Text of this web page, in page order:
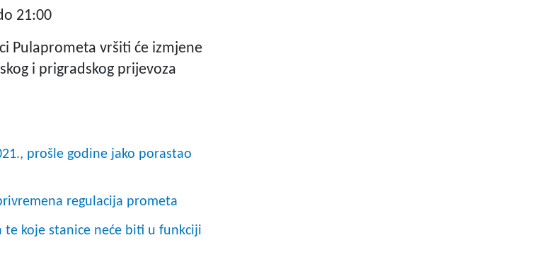
21:00
Pulaprometa vršiti će izmjene
i prigradskog prijevoza
prošle godine jako porastao
regulacija prometa
koje stanice neće biti u funkciji